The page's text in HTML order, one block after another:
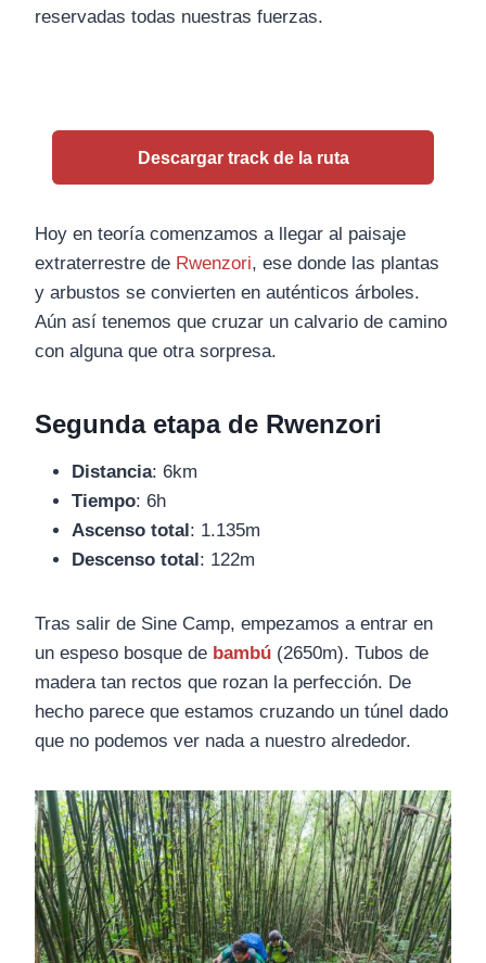
reservadas todas nuestras fuerzas.
Descargar track de la ruta
Hoy en teoría comenzamos a llegar al paisaje
extraterrestre de Rwenzori, ese donde las plantas
y arbustos se convierten en auténticos árboles.
Aún así tenemos que cruzar un calvario de camino
con alguna que otra sorpresa.
Segunda etapa de Rwenzori
Distancia: 6km
Tiempo: 6h
Ascenso total : 1.135m
Descenso total : 122m
Tras salir de Sine Camp, empezamos a entrar en
un espeso bosque de bambú (2650m). Tubos de
madera tan rectos que rozan la perfección. De
hecho parece que estamos cruzando un túnel dado
que no podemos ver nada a nuestro alrededor.